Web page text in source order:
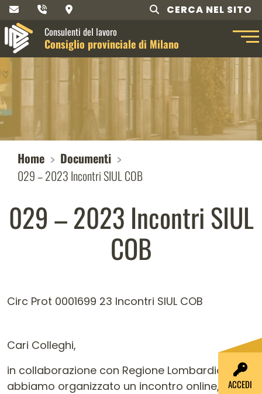
CERCA NEL SITO
Consulenti del lavoro
Consiglio provinciale di Milano
Home
Documenti
029 – 2023 Incontri SIUL COB
029 – 2023 Incontri SIUL
COB
Circ Prot 0001699 23 Incontri SIUL COB
Cari Colleghi,
in collaborazione con Regione Lombardia,
abbiamo organizzato un incontro online, volto
ACCEDI